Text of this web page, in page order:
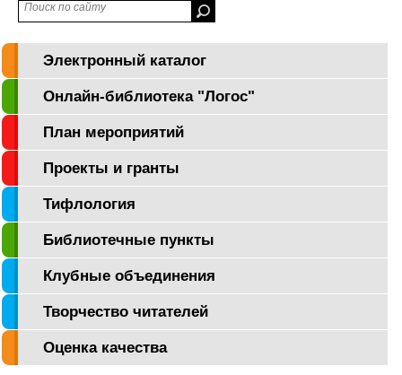
Электронный каталог
Онлайн-библиотека "Логос"
План мероприятий
Проекты и гранты
Тифлология
Библиотечные пункты
Клубные объединения
Творчество читателей
Оценка качества